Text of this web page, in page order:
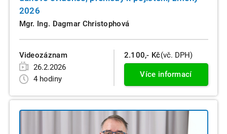
2026
Mgr. Ing. Dagmar Christophová
Videozáznam
26.2.2026
4 hodiny
2.100,- Kč(vč. DPH)
Více informací